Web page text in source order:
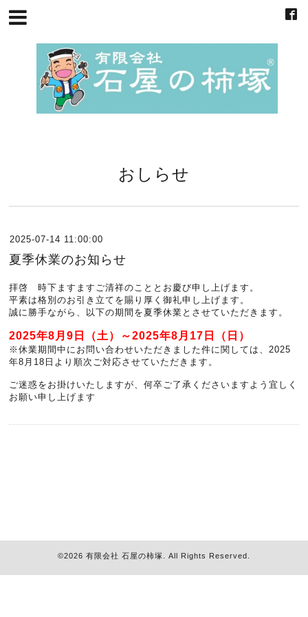
おしらせ
2025-07-14 11:00:00
夏季休業のお知らせ
拝啓 時下ますますご清祥のこととお慶び申し上げます。
平素は格別のお引き立てを賜り厚く御礼申し上げます。
誠に勝手ながら、以下の期間を夏季休業とさせていただきます。
2025年8月9日（土）～2025年8月17日（日）
※休業期間中にお問い合わせいただきました件に関しては、2025
年8月18日より順次ご対応させていただきます。
ご迷惑をお掛けいたしますが、何卒ご了承くださいますよう宜しく
お願い申し上げます
©2026 有限会社 石屋の柿塚 . All Rights Reserved.